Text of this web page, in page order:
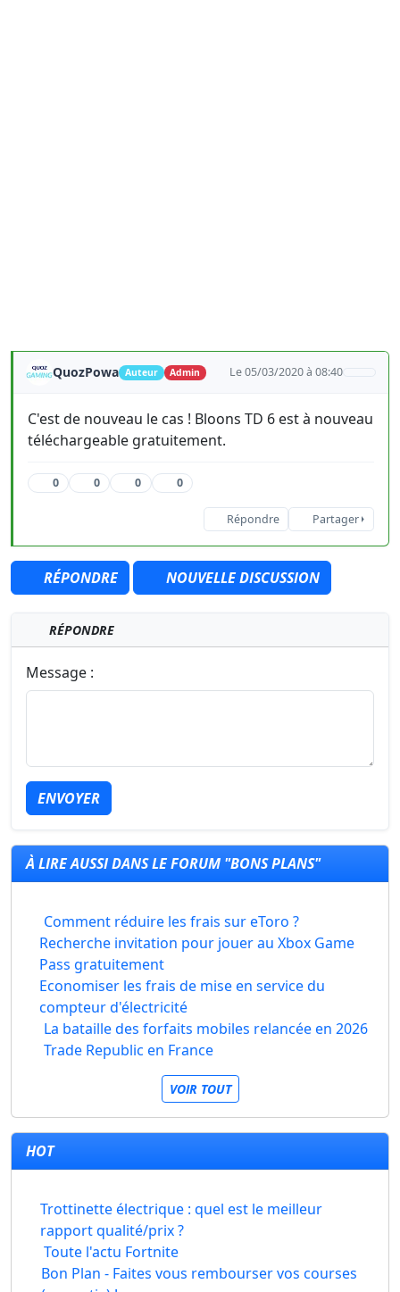
QuozPowa Auteur Admin Le 05/03/2020 à 08:40
C'est de nouveau le cas ! Bloons TD 6 est à nouveau
téléchargeable gratuitement.
0 0 0 0
Répondre Partager
RÉPONDRE NOUVELLE DISCUSSION
RÉPONDRE
Message :
ENVOYER
À LIRE AUSSI DANS LE FORUM "BONS PLANS"
Comment réduire les frais sur eToro ?
Recherche invitation pour jouer au Xbox Game
Pass gratuitement
Economiser les frais de mise en service du
compteur d'électricité
La bataille des forfaits mobiles relancée en 2026
Trade Republic en France
VOIR TOUT
HOT
Trottinette électrique : quel est le meilleur
rapport qualité/prix ?
Toute l'actu Fortnite
Bon Plan - Faites vous rembourser vos courses